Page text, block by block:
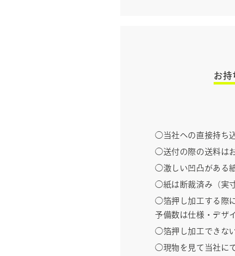
お持
当社への直接持ち
送付の際の送料は
激しい凹凸がある
紙は断裁済み（実
箔押し加工する際
予備数は仕様・デザ
箔押し加工できな
現物を見て当社に